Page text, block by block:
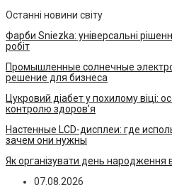
Останні новини світу
Фарби Sniezka: універсальні
робіт
Промышленные солнечные
решение для бизнеса
Цукровий діабет у похилому віці:
контролю здоров’я
Настенные LCD-дисплеи: где
зачем они нужны
Як організувати день народження
07.08.2026